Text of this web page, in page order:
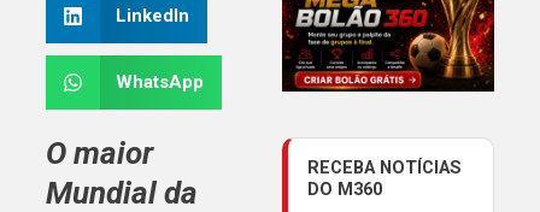
LinkedIn
WhatsApp
O maior
Mundial da
RECEBA NOTÍCIAS
DO M360